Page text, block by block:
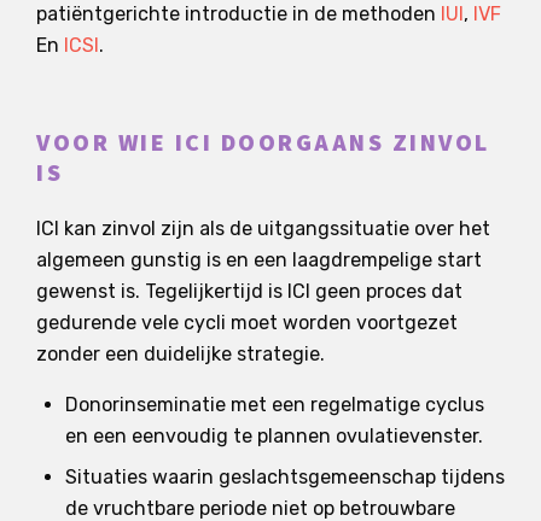
patiëntgerichte introductie in de methoden IUI, IVF
En ICSI.
VOOR WIE ICI DOORGAANS ZINVOL
IS
ICI kan zinvol zijn als de uitgangssituatie over het
algemeen gunstig is en een laagdrempelige start
gewenst is. Tegelijkertijd is ICI geen proces dat
gedurende vele cycli moet worden voortgezet
zonder een duidelijke strategie.
Donorinseminatie met een regelmatige cyclus
en een eenvoudig te plannen ovulatievenster.
Situaties waarin geslachtsgemeenschap tijdens
de vruchtbare periode niet op betrouwbare